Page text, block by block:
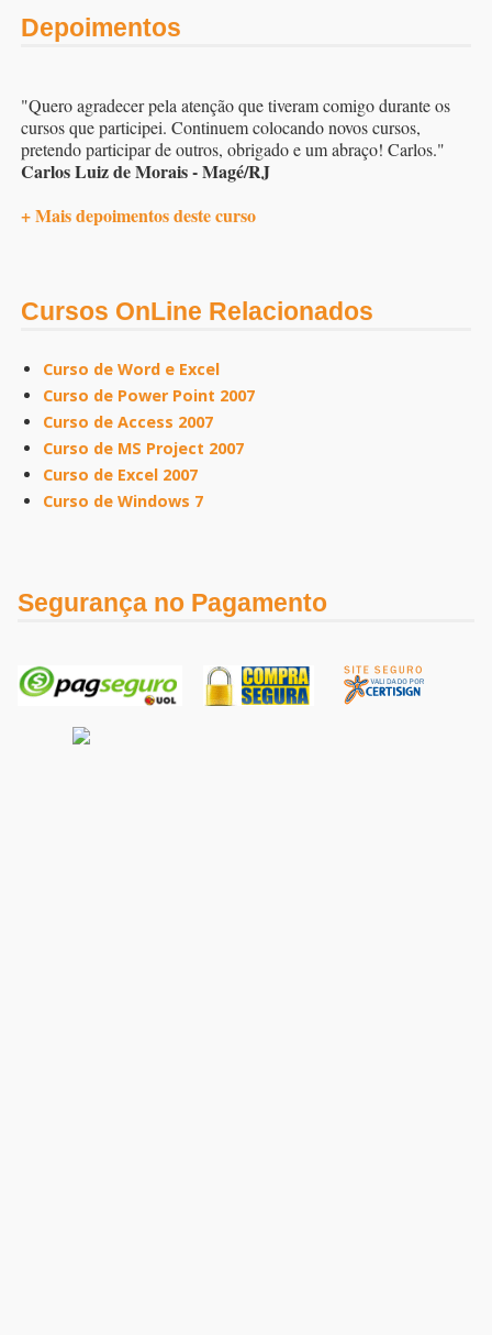
Depoimentos
"Quero agradecer pela atenção que tiveram comigo durante os
cursos que participei. Continuem colocando novos cursos,
pretendo participar de outros, obrigado e um abraço! Carlos."
Carlos Luiz de Morais - Magé/RJ
+ Mais depoimentos deste curso
Cursos OnLine Relacionados
Curso de Word e Excel
Curso de Power Point 2007
Curso de Access 2007
Curso de MS Project 2007
Curso de Excel 2007
Curso de Windows 7
Segurança no Pagamento